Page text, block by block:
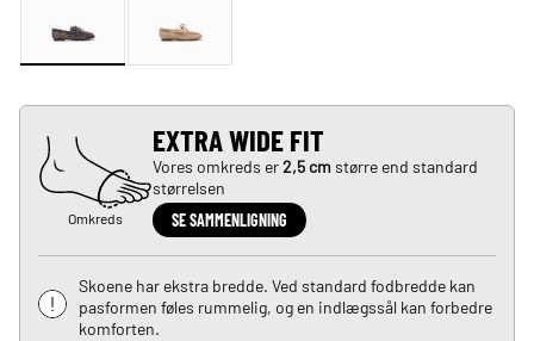
Omkreds
EXTRA WIDE FIT
Vores omkreds er2,5 cmstørre end standard
størrelsen
SE SAMMENLIGNING
Skoene har ekstra bredde. Ved standard fodbredde kan
pasformen føles rummelig, og en indlægssål kan forbedre
komforten.